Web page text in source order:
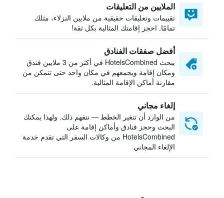
الملايين من التعليقات
تقييمات وتعليقات حقيقية من ملايين النزلاء، مثلك
تمامًا. احجز إقامتك المثالية بكل ثقة!
أفضل صفقات الفنادق
يبحث HotelsCombined في أكثر من 3 ملايين فندق
ومكان إقامة ويجمعهم في مكان واحد حتى تتمكن من
مقارنة أماكن الإقامة المثالية.
إلغاء مجاني
من الوارد أن تتغير الخطط — نتفهم ذلك. ولهذا يمكنك
البحث وحجز فنادق وأماكن إقامة على
HotelsCombined من وكالات السفر التي تقدم خدمة
الإلغاء المجاني